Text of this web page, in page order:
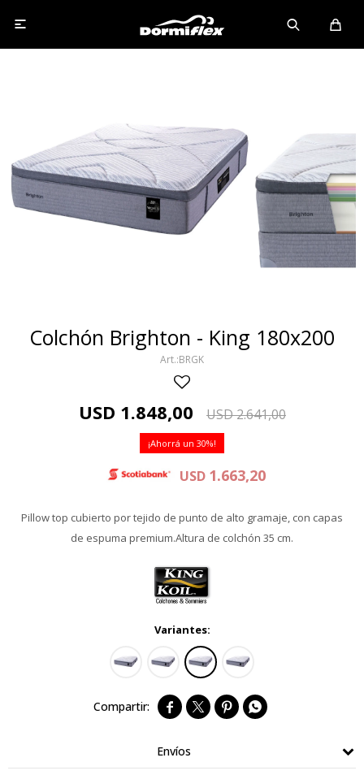

Colchón Brighton - King 180x200
BRGK
USD 1.848,00 USD2.641,00
30
USD 1.663,20
Pillow top cubierto por tejido de punto de alto gramaje, con capas
de espuma premium.Altura de colchón 35 cm.
Variantes:
   
Envíos